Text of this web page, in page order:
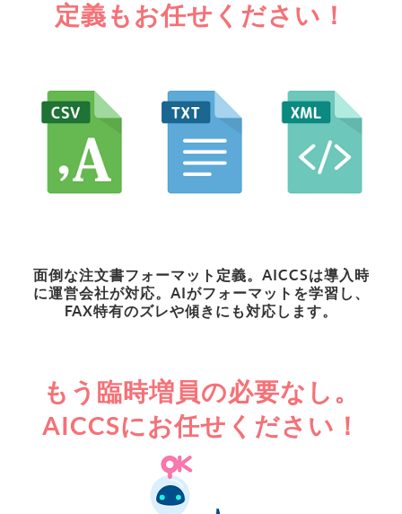
定義もお任せください！
面倒な注文書フォーマット定義。AICCSは導入時
に運営会社が対応。AIがフォーマットを学習し、
FAX特有のズレや傾きにも対応します。
もう臨時増員の必要なし。
AICCSにお任せください！